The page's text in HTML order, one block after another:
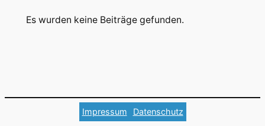
Es wurden keine Beiträge gefunden.
Impressum Datenschutz